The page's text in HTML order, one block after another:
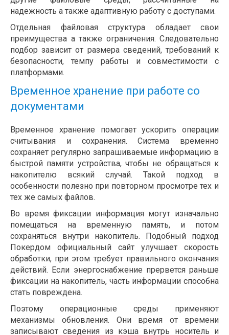
надежность а также адаптивную работу с доступами.
Отдельная файловая структура обладает свои
преимущества а также ограничения. Следовательно
подбор зависит от размера сведений, требований к
безопасности, темпу работы и совместимости с
платформами.
Временное хранение при работе со
документами
Временное хранение помогает ускорить операции
считывания и сохранения. Система временно
сохраняет регулярно запрашиваемые информацию в
быстрой памяти устройства, чтобы не обращаться к
накопителю всякий случай. Такой подход в
особенности полезно при повторном просмотре тех и
тех же самых файлов.
Во время фиксации информация могут изначально
помещаться на временную память, и потом
сохраняться внутри накопитель. Подобный подход
Покердом официальный сайт улучшает скорость
обработки, при этом требует правильного окончания
действий. Если энергоснабжение прервется раньше
фиксации на накопитель, часть информации способна
стать повреждена.
Поэтому операционные среды применяют
механизмы обновления. Они время от времени
записывают сведения из кэша внутрь носитель и